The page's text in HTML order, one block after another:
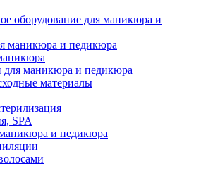
оборудование для маникюра и
маникюра и педикюра
для маникюра и педикюра
материалы
SPA
и педикюра